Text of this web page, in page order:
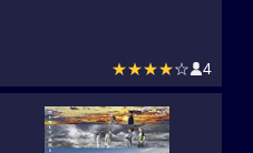
★★★★☆ 4